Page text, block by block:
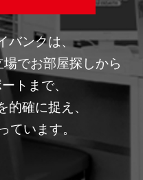
バンクは、
でお部屋探しから
トまで、
的確に捉え、
ています。